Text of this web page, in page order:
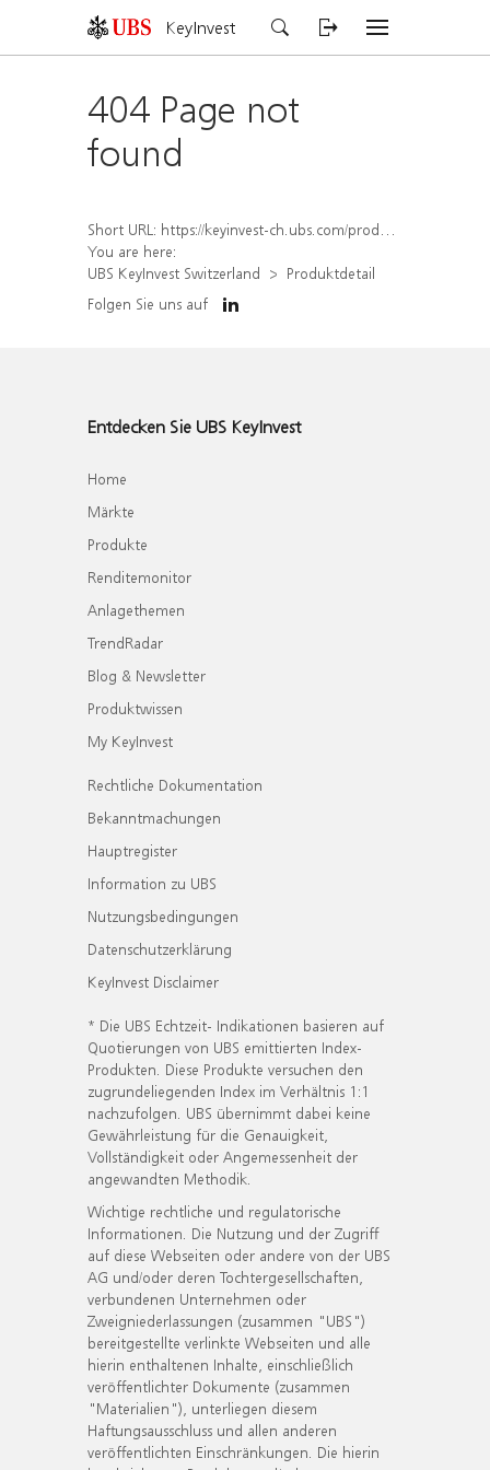
KeyInvest
404 Page not
found
Short URL: https://keyinvest-ch.ubs.com/produkt/detail/index/isin/CH1576896174
You are here:
UBS KeyInvest Switzerland
Produktdetail
Folgen Sie uns auf
Entdecken Sie UBS KeyInvest
Home
Märkte
Produkte
Renditemonitor
Anlagethemen
TrendRadar
Blog & Newsletter
Produktwissen
My KeyInvest
Rechtliche Dokumentation
Bekanntmachungen
Hauptregister
Information zu UBS
Nutzungsbedingungen
Datenschutzerklärung
KeyInvest Disclaimer
* Die UBS Echtzeit- Indikationen basieren auf
Quotierungen von UBS emittierten Index-
Produkten. Diese Produkte versuchen den
zugrundeliegenden Index im Verhältnis 1:1
nachzufolgen. UBS übernimmt dabei keine
Gewährleistung für die Genauigkeit,
Vollständigkeit oder Angemessenheit der
angewandten Methodik.
Wichtige rechtliche und regulatorische
Informationen. Die Nutzung und der Zugriff
auf diese Webseiten oder andere von der UBS
AG und/oder deren Tochtergesellschaften,
verbundenen Unternehmen oder
Zweigniederlassungen (zusammen "UBS")
bereitgestellte verlinkte Webseiten und alle
hierin enthaltenen Inhalte, einschließlich
veröffentlichter Dokumente (zusammen
"Materialien"), unterliegen diesem
Haftungsausschluss und allen anderen
veröffentlichten Einschränkungen. Die hierin